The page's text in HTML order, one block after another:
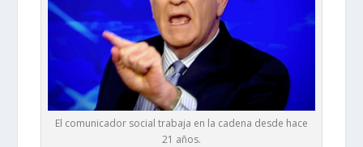
El comunicador social trabaja en la cadena desde hace
21 años.